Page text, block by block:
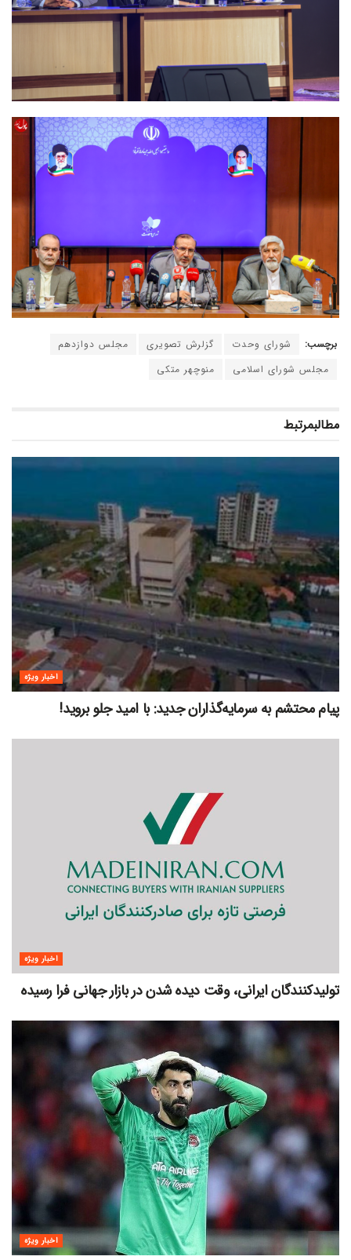
برچسب: شورای وحدت گزلرش تصویری
مجلس دوازدهم
مجلس شورای اسلامی
منوچهر متکی
مطالبمرتبط
اخبار ویژه
پیام محتشم به سرمایه‌گذاران جدید: با امید جلو بروید!
اخبار ویژه
تولیدکنندگان ایرانی، وقت دیده شدن در بازار جهانی فرا رسیده
اخبار ویژه